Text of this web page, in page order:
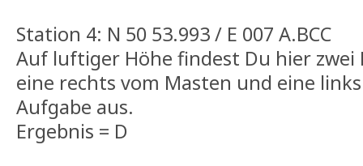
Station 4: N 50 53.993 / E 007 A.BCC
Auf luftiger Höhe findest Du hier zwei
eine rechts vom Masten und eine
Aufgabe aus.
Ergebnis = D